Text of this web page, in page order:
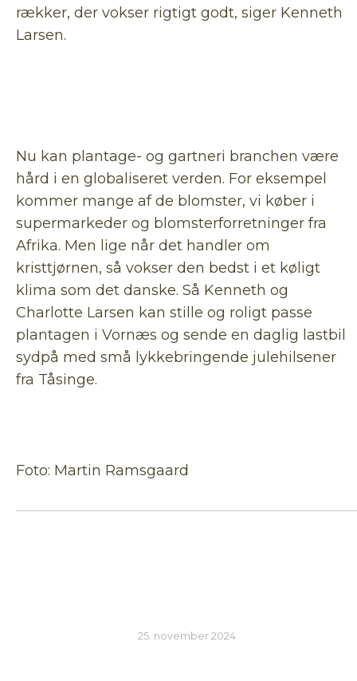
rækker, der vokser rigtigt godt, siger Kenneth
Larsen.
Nu kan plantage- og gartneri branchen være
hård i en globaliseret verden. For eksempel
kommer mange af de blomster, vi køber i
supermarkeder og blomsterforretninger fra
Afrika. Men lige når det handler om
kristtjørnen, så vokser den bedst i et køligt
klima som det danske. Så Kenneth og
Charlotte Larsen kan stille og roligt passe
plantagen i Vornæs og sende en daglig lastbil
sydpå med små lykkebringende julehilsener
fra Tåsinge.
Foto: Martin Ramsgaard
25. november 2024